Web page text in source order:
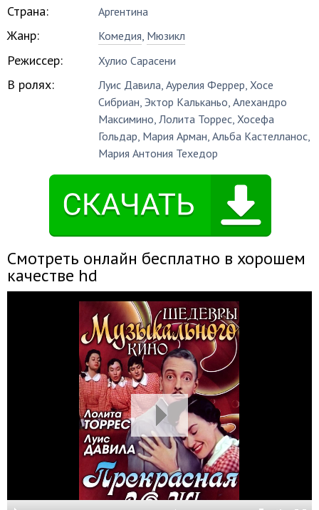
Страна: Аргентина
Жанр: Комедия, Мюзикл
Режиссер: Хулио Сарасени
В ролях: Луис Давила,Аурелия Феррер,Хосе
Сибриан,Эктор Кальканьо,Алехандро
Максимино,Лолита Торрес,Хосефа
Гольдар, Мария Арман,Альба Кастелланос,
Мария Антония Техедор
Смотреть онлайн бесплатно в хорошем
качестве hd